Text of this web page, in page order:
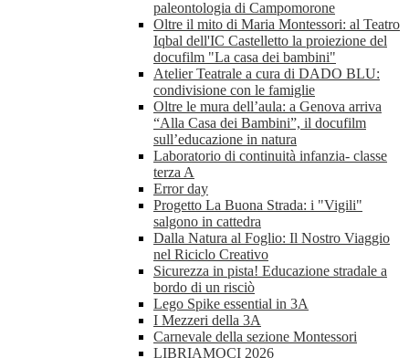
paleontologia di Campomorone
Oltre il mito di Maria Montessori: al Teatro
Iqbal dell'IC Castelletto la proiezione del
docufilm "La casa dei bambini"
Atelier Teatrale a cura di DADO BLU:
condivisione con le famiglie
Oltre le mura dell’aula: a Genova arriva
“Alla Casa dei Bambini”, il docufilm
sull’educazione in natura
Laboratorio di continuità infanzia- classe
terza A
Error day
Progetto La Buona Strada: i "Vigili"
salgono in cattedra
Dalla Natura al Foglio: Il Nostro Viaggio
nel Riciclo Creativo
Sicurezza in pista! Educazione stradale a
bordo di un risciò
Lego Spike essential in 3A
I Mezzeri della 3A
Carnevale della sezione Montessori
LIBRIAMOCI 2026